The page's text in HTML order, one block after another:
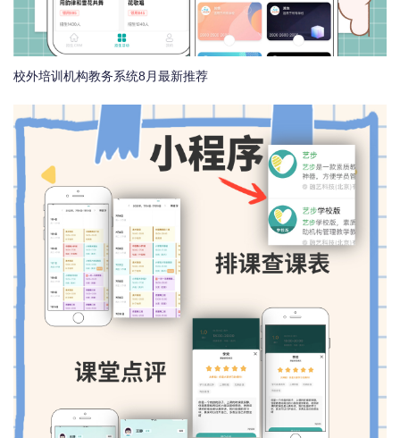
校外培训机构教务系统8月最新推荐